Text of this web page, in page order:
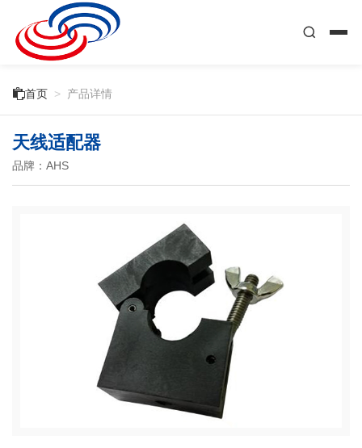
首页 > 产品详情
天线适配器
品牌：AHS